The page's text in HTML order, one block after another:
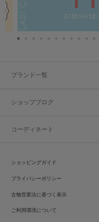
ブランド一覧
ショップブログ
コーディネート
ショッピングガイド
プライバシーポリシー
古物営業法に基づく表示
ご利用環境について